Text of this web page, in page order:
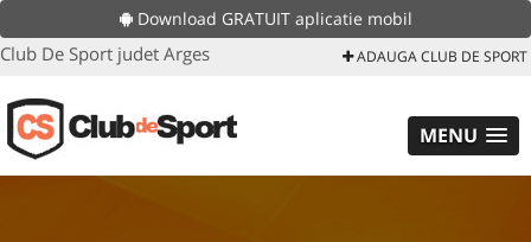
Download GRATUIT aplicatie mobil
Club De Sport judet Arges ADAUGA CLUB DE SPORT
MENU